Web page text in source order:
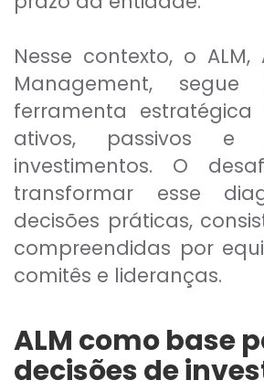
Nesse contexto, o ALM,
Management,
ferramenta
ativos, passivos e
investimentos. O
transformar esse
decisões práticas,
compreendidas por
comitês e lideranças.
ALM como base
decisões de